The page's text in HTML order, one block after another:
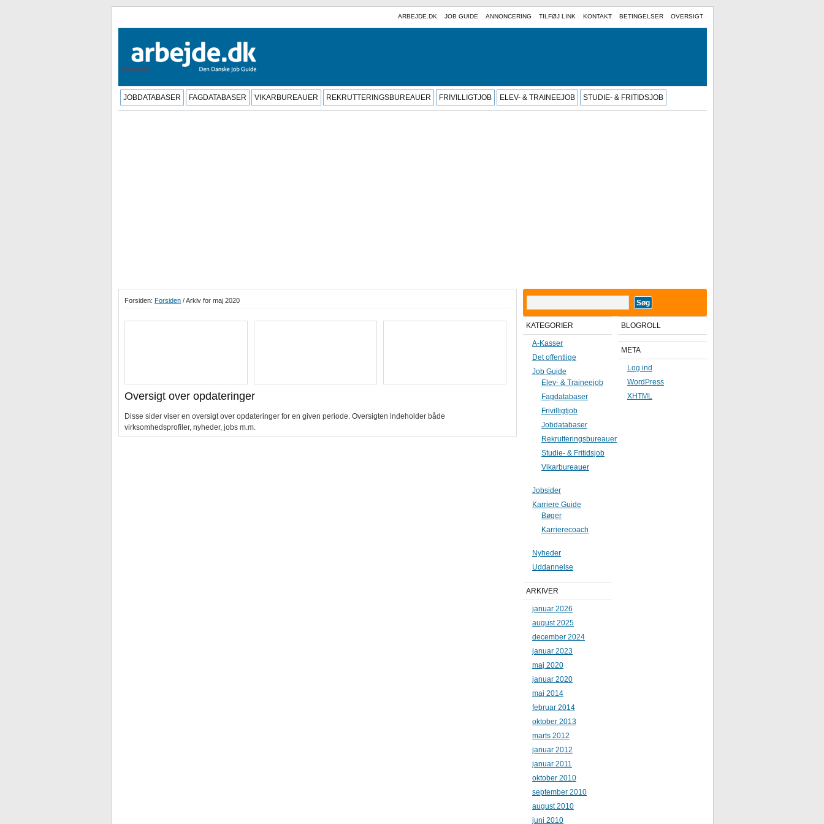
ARBEJDE.DK JOB GUIDE ANNONCERING TILFØJ LINK KONTAKT BETINGELSER OVERSIGT
JOBDATABASER FAGDATABASER VIKARBUREAUER REKRUTTERINGSBUREAUER FRIVILLIGTJOB ELEV- & TRAINEEJOB STUDIE- & FRITIDSJOB
Forsiden: Forsiden / Arkiv for maj 2020
Oversigt over opdateringer
Disse sider viser en oversigt over opdateringer for en given periode. Oversigten indeholder både
virksomhedsprofiler, nyheder, jobs m.m.
efter:
KATEGORIER
A-Kasser
Det offentlige
Job Guide
Elev- & Traineejob
Fagdatabaser
Frivilligtjob
Jobdatabaser
Rekrutteringsbureauer
Studie- & Fritidsjob
Vikarbureauer
Jobsider
Karriere Guide
Bøger
Karrierecoach
Nyheder
Uddannelse
ARKIVER
januar 2026
august 2025
december 2024
januar 2023
maj 2020
januar 2020
maj 2014
februar 2014
oktober 2013
marts 2012
januar 2012
januar 2011
oktober 2010
september 2010
august 2010
juni 2010
BLOGROLL
META
Log ind
WordPress
XHTML